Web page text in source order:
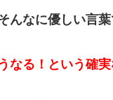
なに優しい言葉
る！という確実